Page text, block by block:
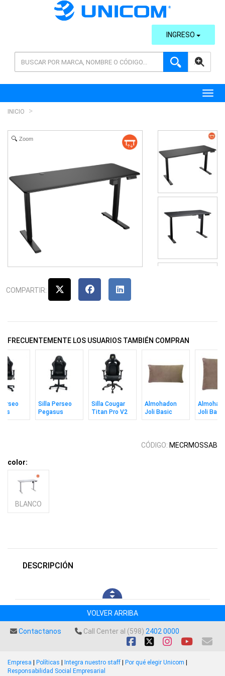
AVANZADA
INGRESO
INICIO
Zoom
COMPARTIR:
FRECUENTEMENTE LOS USUARIOS TAMBIÉN COMPRAN
/ Dorado
Silla Perseo
Pegasus
Negro /
Silla Cougar
Titan Pro V2
Almohadon
Joli Basic
25x50 Camel
Joli Basic
40x40
CÓDIGO: MECRMOSSAB
color:
BLANCO
DESCRIPCIÓN
VOLVER ARRIBA
Contactanos Call Center al (598) 2402 0000
Empresa | Políticas | Integra nuestro staff | Por qué elegir Unicom |
Responsabilidad Social Empresarial